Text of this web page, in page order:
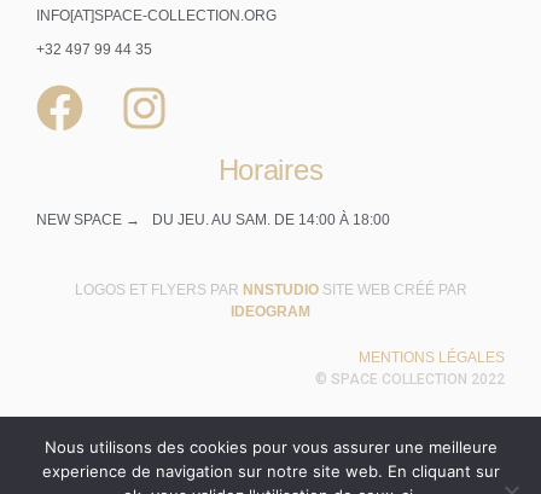
INFO[AT]SPACE-COLLECTION.ORG
+32 497 99 44 35
Horaires
NEW SPACE → DU JEU. AU SAM. DE 14:00 À 18:00
LOGOS ET FLYERS PAR NNSTUDIO SITE WEB CRÉÉ PAR
IDEOGRAM
MENTIONS LÉGALES
© SPACE COLLECTION 2022
Nous utilisons des cookies pour vous assurer une meilleure
experience de navigation sur notre site web. En cliquant sur